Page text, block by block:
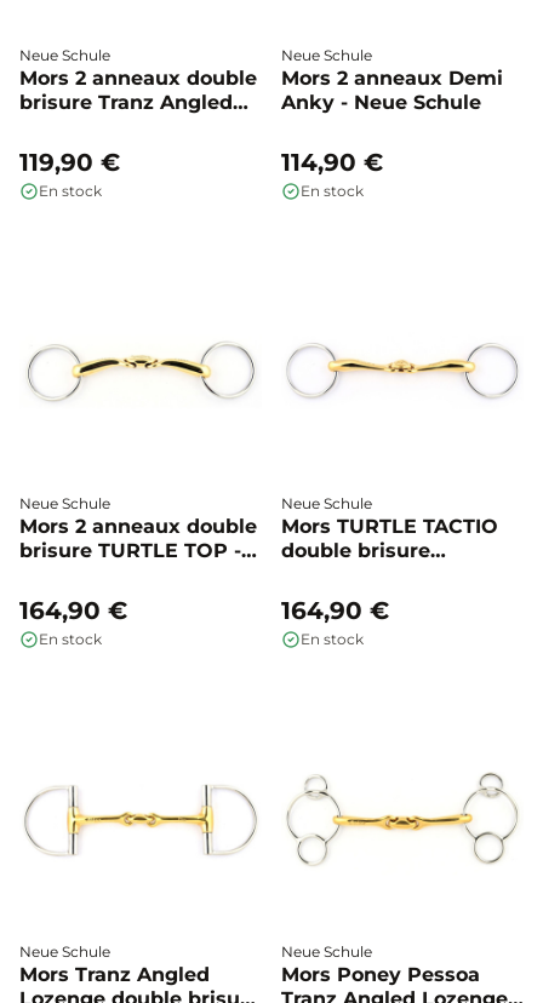
Neue Schule
Mors 2 anneaux double
brisure Tranz Angled
Schule
119,90 €
En stock
Neue Schule
Mors 2 anneaux Demi
Anky - Neue Schule
114,90 €
En stock
Neue Schule
Mors 2 anneaux double
brisure TURTLE TOP -
164,90 €
En stock
Neue Schule
Mors TURTLE TACTIO
double brisure
Neue Schule
164,90 €
En stock
Neue Schule
Mors Tranz Angled
Neue Schule
Mors Poney Pessoa